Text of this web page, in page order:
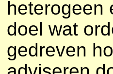
heterogeen
doel wat
gedreven